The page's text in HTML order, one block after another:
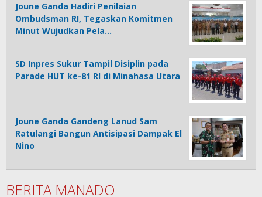
Joune Ganda Hadiri Penilaian
Ombudsman RI, Tegaskan Komitmen
Minut Wujudkan Pela…
SD Inpres Sukur Tampil Disiplin pada
Parade HUT ke-81 RI di Minahasa Utara
Joune Ganda Gandeng Lanud Sam
Ratulangi Bangun Antisipasi Dampak El
Nino
BERITA MANADO